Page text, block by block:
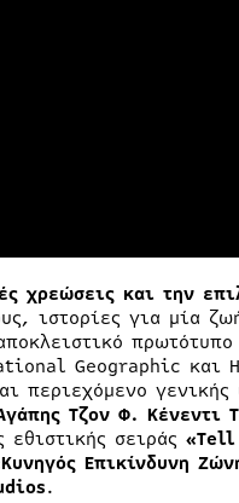
χρεώσεις και την
ιστορίες για μία
Geographic και
περιεχόμενο
Τζον Φ. Κένεντι
σειράς «Tell
Επικίνδυνη
.